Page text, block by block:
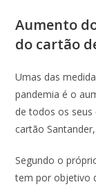
Aumento
do cartão
Umas das
pandemia é o
de todos os
cartão
Segundo o
tem por objetivo